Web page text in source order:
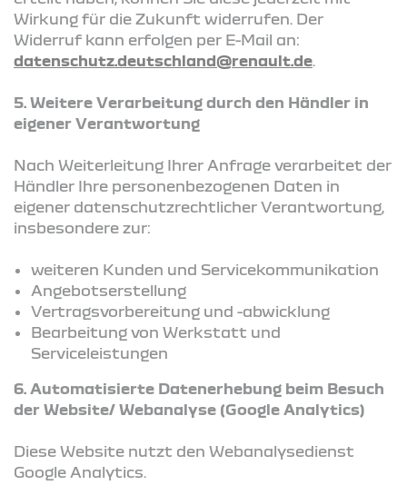
Wirkung für die Zukunft widerrufen. Der
Widerruf kann erfolgen per E-Mail an:
datenschutz.deutschland@renault.de
5. Weitere Verarbeitung durch den Händler in
eigener Verantwortung
Nach Weiterleitung Ihrer Anfrage verarbeitet der
Händler Ihre personenbezogenen Daten in
eigener datenschutzrechtlicher Verantwortung,
insbesondere zur:
weiteren Kunden und Servicekommunikation
Angebotserstellung
Vertragsvorbereitung und -abwicklung
Bearbeitung von Werkstatt und
Serviceleistungen
6. Automatisierte Datenerhebung beim Besuch
der Website/ Webanalyse (Google Analytics)
Diese Website nutzt den Webanalysedienst
Google Analytics.